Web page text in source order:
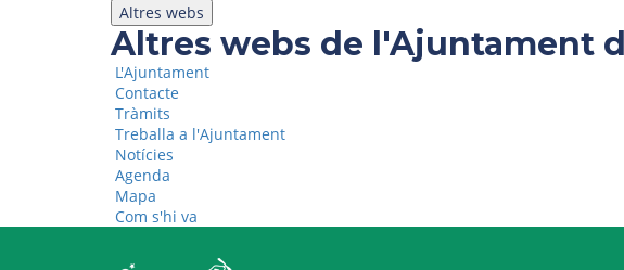
Altres webs
Altres webs de l'Ajuntament
L'Ajuntament
Contacte
Tràmits
Treballa a l'Ajuntament
Notícies
Agenda
Mapa
Com s'hi va